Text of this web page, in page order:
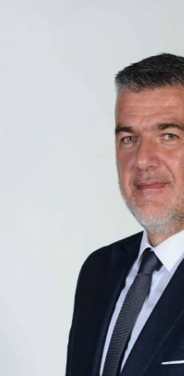
за предузетника - Вера Ујић